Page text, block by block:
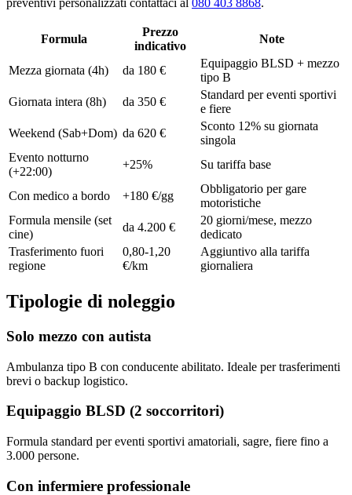
preventivi personalizzati contattaci al 080 403 8868.
Formula
Prezzo
indicativo
Note
Mezza giornata (4h) da 180 €
Equipaggio BLSD + mezzo
tipo B
Giornata intera (8h)
da 350 €
Standard per eventi sportivi
e fiere
Weekend (Sab+Dom) da 620 €
Sconto 12% su giornata
singola
Evento notturno
(+22:00)
+25% Su tariffa base
Con medico a bordo +180 €/gg
Obbligatorio per gare
motoristiche
Formula mensile (set
cine)
da 4.200 €
20 giorni/mese, mezzo
dedicato
Trasferimento fuori
regione
0,80-1,20
€/km
Aggiuntivo alla tariffa
giornaliera
Tipologie di noleggio
Solo mezzo con autista
Ambulanza tipo B con conducente abilitato. Ideale per trasferimenti
brevi o backup logistico.
Equipaggio BLSD (2 soccorritori)
Formula standard per eventi sportivi amatoriali, sagre, fiere fino a
3.000 persone.
Con infermiere professionale